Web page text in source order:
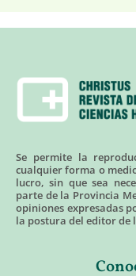
Se permite la
cualquier forma o
lucro, sin que sea
parte de la Provincia
opiniones expresadas
la postura del editor de